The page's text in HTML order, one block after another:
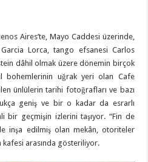
Aires’te, Mayo Caddesi üzerinde,
Lorca, tango efsanesi Carlos
dâhil olmak üzere dönemin birçok
bohemlerinin uğrak yeri olan Cafe
ünlülerin tarihi fotoğrafları ve bazı
geniş ve bir o kadar da esrarlı
bir geçmişin izlerini taşıyor. “Fin de
inşa edilmiş olan mekân, otoriteler
kafesi arasında gösteriliyor.